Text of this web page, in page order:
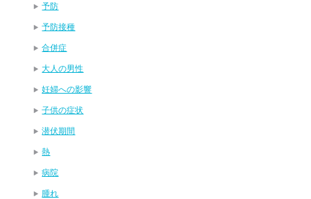
予防
予防接種
合併症
大人の男性
妊婦への影響
子供の症状
潜伏期間
熱
病院
腫れ